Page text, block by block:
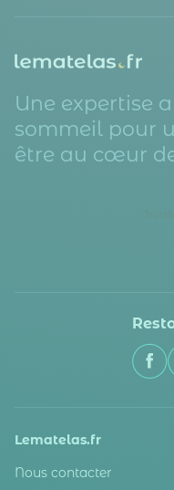
Une expertise
sommeil pour
être au cœur
Lematelas.fr
Nous contacter